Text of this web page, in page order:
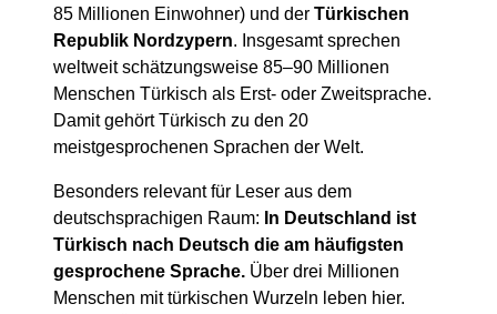
85 Millionen Einwohner) und der Türkischen
Republik Nordzypern. Insgesamt sprechen
weltweit schätzungsweise 85–90 Millionen
Menschen Türkisch als Erst- oder Zweitsprache.
Damit gehört Türkisch zu den 20
meistgesprochenen Sprachen der Welt.
Besonders relevant für Leser aus dem
deutschsprachigen Raum: In Deutschland ist
Türkisch nach Deutsch die am häufigsten
gesprochene Sprache. Über drei Millionen
Menschen mit türkischen Wurzeln leben hier.